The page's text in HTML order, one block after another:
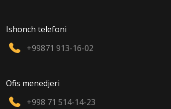
Ishonch telefoni
+99871 913-16-02
Ofis menedjeri
+998 71 514-14-23